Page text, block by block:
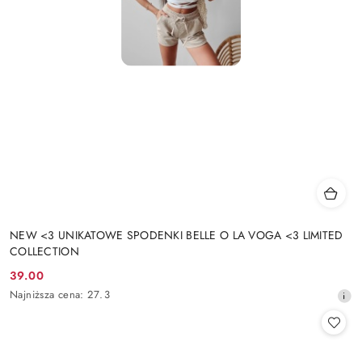
NEW <3 UNIKATOWE SPODENKI BELLE O LA VOGA <3 LIMITED
COLLECTION
Cena
promocyjna:
39.00
Najniższa
Najniższa cena: 27.3